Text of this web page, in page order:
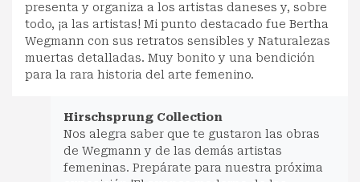
presenta y organiza a los artistas daneses y, sobre
todo, ¡a las artistas! Mi punto destacado fue Bertha
Wegmann con sus retratos sensibles y Naturalezas
muertas detalladas. Muy bonito y una bendición
para la rara historia del arte femenino.
Hirschsprung Collection
Nos alegra saber que te gustaron las obras
de Wegmann y de las demás artistas
femeninas. Prepárate para nuestra próxima